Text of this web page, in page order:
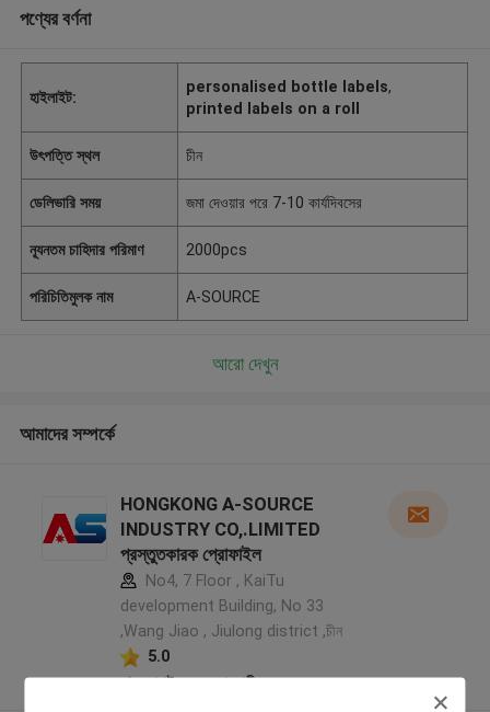
পণ্যের বর্ণনা
হাইলাইট:
personalised bottle labels,
printed labels on a roll
উৎপত্তি স্থল চীন
ডেলিভারি সময় জমা দেওয়ার পরে 7-10 কার্যদিবসের
ন্যূনতম চাহিদার পরিমাণ 2000pcs
পরিচিতিমুলক নাম A-SOURCE
আরো দেখুন
আমাদের সম্পর্কে
HONGKONG A-SOURCE
INDUSTRY CO,.LIMITED
প্রস্তুতকারক প্রোফাইল
No4, 7 Floor , KaiTu
development Building, No 33
,Wang Jiao , Jiulong district ,চীন
5.0
যাচাইকৃত সরবরাহকারী